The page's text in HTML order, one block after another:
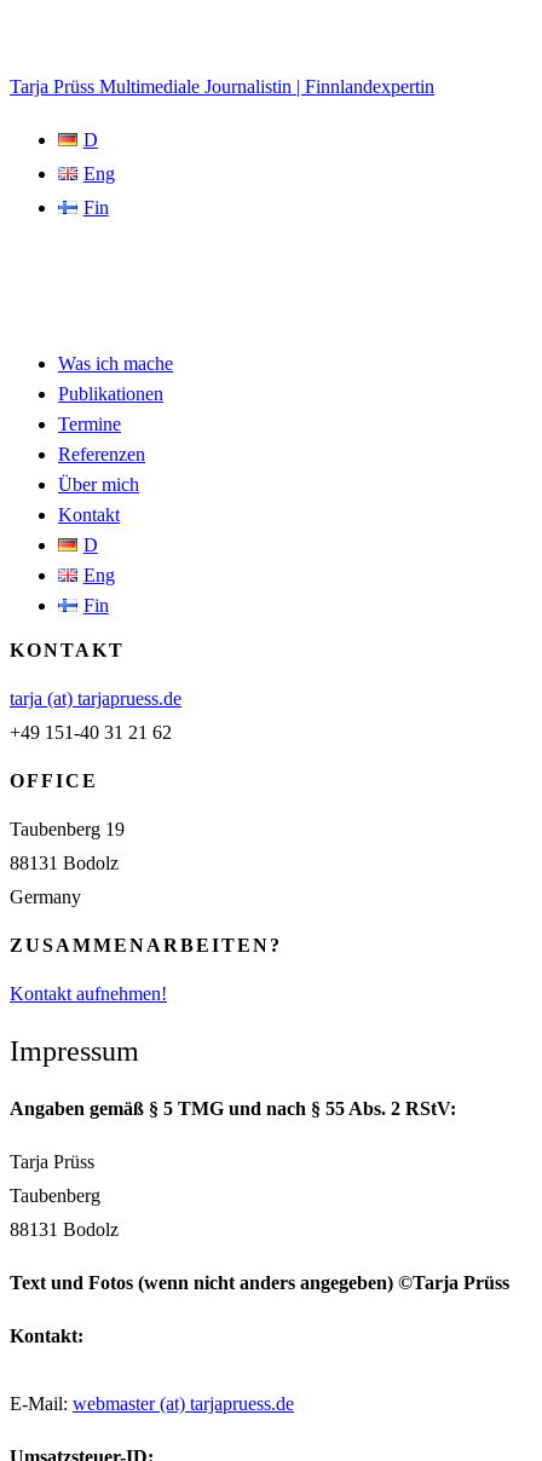
Tarja Prüss Multimediale Journalistin | Finnlandexpertin
D
Eng
Fin
Was ich mache
Publikationen
Termine
Referenzen
Über mich
Kontakt
D
Eng
Fin
KONTAKT
tarja (at) tarjapruess.de
+49 151-40 31 21 62
OFFICE
Taubenberg 19
88131 Bodolz
Germany
ZUSAMMENARBEITEN?
Kontakt aufnehmen!
Impressum
Angaben gemäß § 5 TMG und nach § 55 Abs. 2 RStV:
Tarja Prüss
Taubenberg
88131 Bodolz
Text und Fotos (wenn nicht anders angegeben) ©Tarja Prüss
Kontakt:
E-Mail: webmaster (at) tarjapruess.de
Umsatzsteuer-ID: